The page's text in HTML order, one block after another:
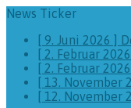
News Ticker
[ 9. Juni 2026 ]
[ 2. Februar
[ 2. Februar
[ 13. November
[ 12. November